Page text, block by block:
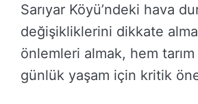
Sarıyar Köyü’ndeki hava
değişikliklerini dikkate
önlemleri almak, hem
günlük yaşam için kritik